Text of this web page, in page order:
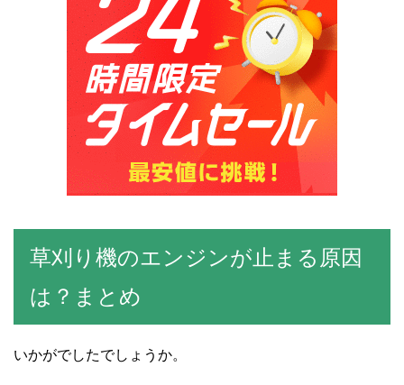
草刈り機のエンジンが止まる原因
は？まとめ
いかがでしたでしょうか。